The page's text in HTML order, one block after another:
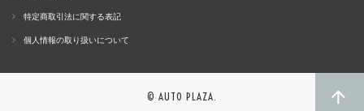
特定商取引法に関する表記
個人情報の取り扱いについて
© AUTO PLAZA.